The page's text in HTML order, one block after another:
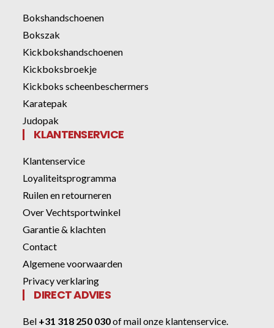
Bokshandschoenen
Bokszak
Kickbokshandschoenen
Kickboksbroekje
Kickboks scheenbeschermers
Karatepak
Judopak
KLANTENSERVICE
Klantenservice
Loyaliteitsprogramma
Ruilen en retourneren
Over Vechtsportwinkel
Garantie & klachten
Contact
Algemene voorwaarden
Privacy verklaring
DIRECT ADVIES
Bel +31 318 250 030ofmail onze klantenservice.